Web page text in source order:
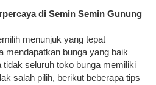
di Semin Semin Gunung
menunjuk yang tepat
mendapatkan bunga yang baik
tidak seluruh toko bunga memiliki
salah pilih, berikut beberapa tips